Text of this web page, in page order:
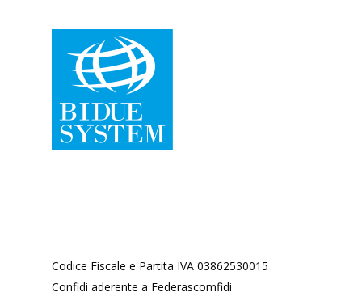
Codice Fiscale e Partita IVA 03862530015
Confidi aderente a Federascomfidi